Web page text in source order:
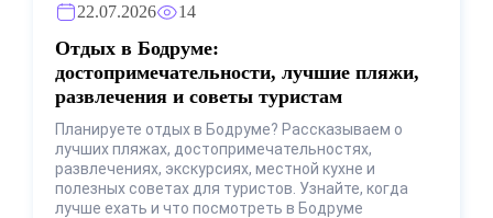
22.07.2026 14
Отдых в Бодруме:
достопримечательности, лучшие пляжи,
развлечения и советы туристам
Планируете отдых в Бодруме? Рассказываем о
лучших пляжах, достопримечательностях,
развлечениях, экскурсиях, местной кухне и
полезных советах для туристов. Узнайте, когда
лучше ехать и что посмотреть в Бодруме